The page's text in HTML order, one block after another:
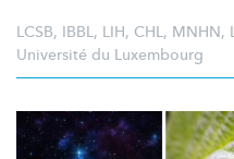
LCSB, IBBL, LIH, CHL, MNHN,
Université du Luxembourg